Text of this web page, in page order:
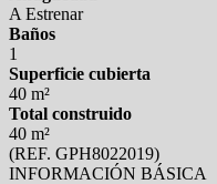
A Estrenar
Baños
1
Superficie cubierta
40 m²
Total construido
40 m²
(REF. GPH8022019)
INFORMACIÓN BÁSICA